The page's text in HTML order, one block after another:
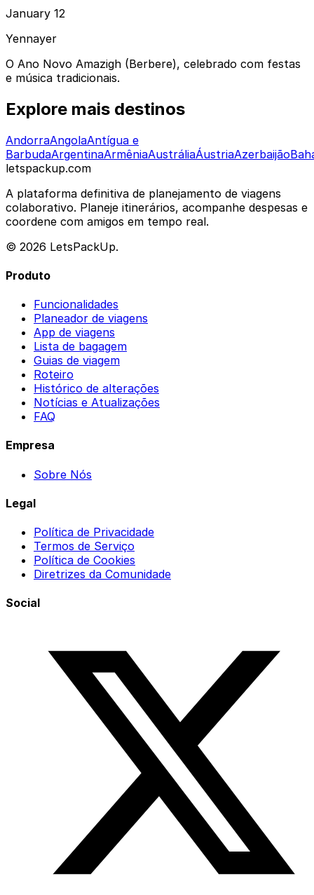
January 12
Yennayer
O Ano Novo Amazigh (Berbere), celebrado com festas
e música tradicionais.
Explore mais destinos
AndorraAngolaAntígua e
BarbudaArgentinaArmêniaAustráliaÁustriaAzerbaijão
letspackup.com
A plataforma definitiva de planejamento de viagens
colaborativo. Planeje itinerários, acompanhe despesas e
coordene com amigos em tempo real.
© 2026 LetsPackUp.
Produto
Funcionalidades
Planeador de viagens
App de viagens
Lista de bagagem
Guias de viagem
Roteiro
Histórico de alterações
Notícias e Atualizações
FAQ
Empresa
Sobre Nós
Legal
Política de Privacidade
Termos de Serviço
Política de Cookies
Diretrizes da Comunidade
Social